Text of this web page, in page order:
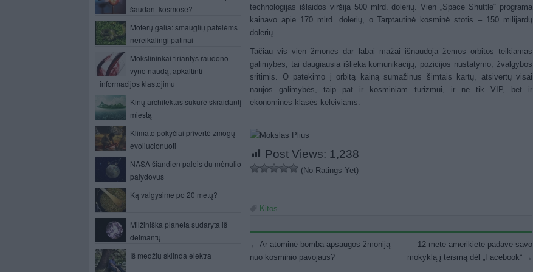
šaudant kosmose?
Moterų galia: smauglių patelėms
nereikalingi patinai
Mokslininkai tiriantys raudono
vyno naudą, apkaltinti
informacijos klastojimu
Kinų architektas sukūrė skraidantį
miestą
Klimato pokyčiai privertė žmogų
evoliucionuoti
NASA šiandien paleis du mėnulio
palydovus
Ką valgysime po 20 metų?
Milžiniška planeta sudaryta iš
deimantų
Iš medžių sklinda elektra
technologijas išlaidos viršija 500 mlrd. dolerių. Vien „Space Shuttle“ programa
kainavo apie 170 mlrd. dolerių, o Tarptautinė kosminė stotis – 150 milijardų
dolerių.
Tačiau vis vien žmonės dar labai mažai išnaudoja žemos orbitos teikiamas
galimybes, tai daugiausia išlieka komunikacijų, pozicijos nustatymo, žvalgybos
sritimis. O patekimo į orbitą kainą sumažinus šimtais kartų, atsivertų visai
naujos galimybės, taip pat ir kosminiam turizmui, ir ne tik VIP, bet ir
ekonominės klasės keleiviams.
Post Views: 1,238
(No Ratings Yet)
Kitos
Post navigation
← Ar atominė bomba apsaugos žmoniją
nuo kosminio pavojaus?
12-metė amerikietė padavė savo
mokyklą į teismą dėl „Facebook“ →